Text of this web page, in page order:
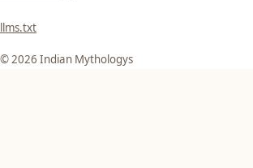
llms.txt
© 2026 Indian Mythologys